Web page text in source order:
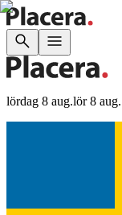
lördag 8 aug.lör 8 aug.